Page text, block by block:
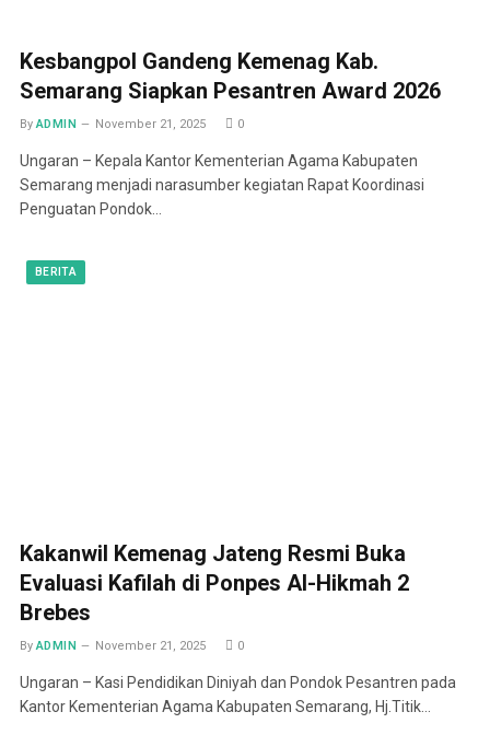
Kesbangpol Gandeng Kemenag Kab.
Semarang Siapkan Pesantren Award 2026
By ADMIN November 21, 2025 0
Ungaran – Kepala Kantor Kementerian Agama Kabupaten
Semarang menjadi narasumber kegiatan Rapat Koordinasi
Penguatan Pondok…
BERITA
Kakanwil Kemenag Jateng Resmi Buka
Evaluasi Kafilah di Ponpes Al-Hikmah 2
Brebes
By ADMIN November 21, 2025 0
Ungaran – Kasi Pendidikan Diniyah dan Pondok Pesantren pada
Kantor Kementerian Agama Kabupaten Semarang, Hj.Titik…